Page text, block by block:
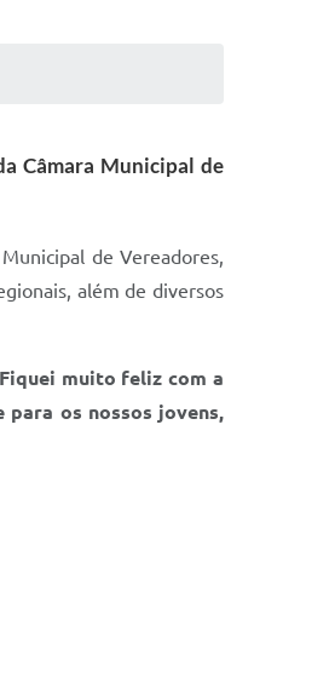
Câmara Municipal de
de Vereadores,
além de diversos
muito feliz com a
os nossos jovens,